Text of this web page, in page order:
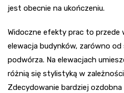
jest obecnie na ukończeniu.
Widoczne efekty prac to
elewacja budynków, zarówno
podwórza. Na elewacjach
różnią się stylistyką w
Zdecydowanie bardziej